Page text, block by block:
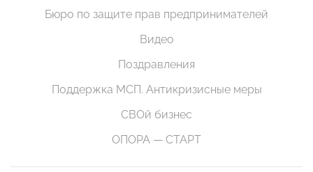
Бюро по защите прав предпринимателей
Видео
Поздравления
Поддержка МСП. Антикризисные меры
СВОй бизнес
ОПОРА — СТАРТ